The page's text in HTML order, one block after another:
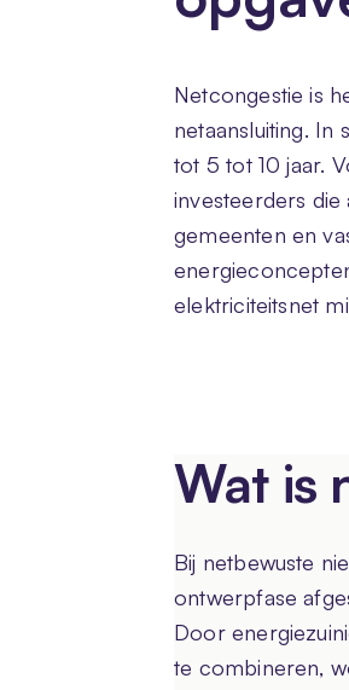
Netcongestie is
netaansluiting.
tot 5 tot 10 jaar.
investeerders
gemeenten en
elektriciteitsnet
Wat is
Bij netbewuste
ontwerpfase
Door
te combineren,